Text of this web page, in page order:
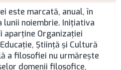
este marcată, anual, în
lunii noiembrie. Iniţiativa
aparţine Organizaţiei
Ştiinţă şi Cultură
a filosofiei nu urmăreşte
domenii filosofice,